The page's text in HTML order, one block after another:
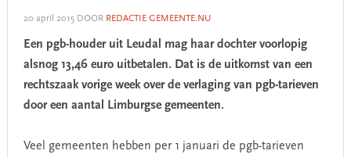
20 april 2015DOOR REDACTIE GEMEENTE.NU
Een pgb-houder uit Leudal mag haar dochter voorlopig
alsnog 13,46 euro uitbetalen. Dat is de uitkomst van een
rechtszaak vorige week over de verlaging van pgb-tarieven
door een aantal Limburgse gemeenten.
Veel gemeenten hebben per 1 januari de pgb-tarieven